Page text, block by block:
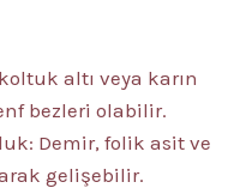
altı veya karın
bezleri olabilir.
Demir, folik asit ve
gelişebilir.